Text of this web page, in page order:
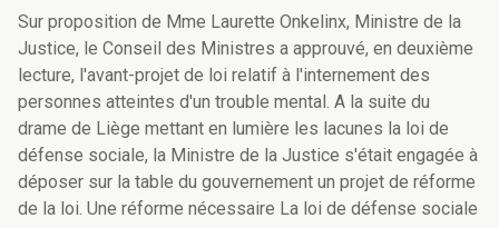
Sur proposition de Mme Laurette Onkelinx, Ministre de la Justice, le Conseil des Ministres a approuvé, en deuxième lecture, l'avant-projet de loi relatif à l'internement des personnes atteintes d'un trouble mental. A la suite du drame de Liège mettant en lumière les lacunes la loi de défense sociale, la Ministre de la Justice s'était engagée à déposer sur la table du gouvernement un projet de réforme de la loi. Une réforme nécessaire La loi de défense sociale date du 1er juillet 1964. Les connaissances psychiatriques, médicales, criminologiques et pénologiques ont fortement évolué ces dernières années et justifient que la loi soit adaptée à ces différents changements. Le projet s'inspire notamment des travaux de la Commission internement, appelée « Commission Delva » du nom de son Président qui avait réuni de nombreux experts en la matière et proposé un certain nombre de recommandations en ce qui concerne la nécessité de modifier la loi de défense sociale. Cet avant-projet de loi a un double objectif : il s'agit à la fois de prendre les mesures nécessaires pour protéger la société mais aussi de permettre le développement d'un circuit de soins de santé qui prennent en charge de manière optimale sur le plan thérapeutique les personnes qui sont internées parce qu'elles souffrent d'un trouble mental. En effet, c'est à la fois en fournissant aux internés les soins requis par leur état pendant toute la durée de leur internement mais aussi en assurant leur retour progressif dans la société avec un suivi psychosocial rigoureux et encadrant que nous pourrons au mieux lutter contre la récidive et diminuer ainsi le nombre de victimes. En adoptant cet avant-projet, le gouvernement souhaite dès lors promouvoir l' indispensable collaboration entre la justice et le secteur des soins de santé. Ce n'est en effet qu'à travers une concertation étroite mais respectueuse des compétences des uns et des autres entre la Justice et la santé mentale que cette réforme atteindra son objectif. Quelles sont les lignes de force de cet avant-projet ? - une professionnalisation de l'exécution de la décision d'internement : cette compétence sera désormais gérée par le Tribunal de l'Application des Peines Les tribunaux d'application des peines seront désormais compétents pour toutes les décisions liées à l'exécution de l'internement. Ils remplaceront donc les actuelles Commissions de défense sociale . C'est le tribunal d'application des peines qui décidera donc dans quel établissement l'interné sera placé. A cette fin, il a le choix d'une part entre les établissements organisés par l'Etat fédéral ou les sections de la défense sociale (Paifve, Merksplas, Turnhout, Brugge) et aussi les établissement s privés ou les établissements organisés par les communautés ou les régions (par exemple les Marronniers à Tournai, les cliniques psychiatriques,…) Il reviendra aussi à ce tribunal de décider de l'octroi des différentes modalités d'exécution de l'internement prévues dans l'avant projet de loi. Ces décisions seront rendues par le Tribunal dans son ensemble sur avis du Directeur de l'établissement où séjourne l'interné et dans le cadre d'une procédure contradictoire. Les Tribunaux de l'Application des peines passeront de 9 à 13 chambres pour leur permettre d'assumer une prise en charge optimale de l'exécution des décisions d'internement. Une nouvelle définition de la maladie mentale La loi actuelle utilise les termes de « démence », « état grave de trouble mental » et « débilité mentale » pour qualifier les problèmes mentaux dont souffrent les personnes qui peuvent faire l'objet d'un internement. Ces concepts ne sont plus adaptés et sont source de confusion. Comme le recommande la Commission Delva, il convient donc de les remplacer par le terme plus adapté de « trouble mental » . Ce terme - internationalement reconnu notamment par l'OMS et l' American Psychiatric Association - est en effet plus en adéquation avec les conceptions actuelles de la psychiatrie, recouvre tant les handicaps que les maladies mentales et présente également l'avantage d'être suffisamment large pour pouvoir continuer à être utilisé en fonction des évolutions futures des connaissances scientifiques en la matière. Introduction de la notion de danger pour la société Une condition supplémentaire pour l'internement de la personne est insérée dans l'avant projet de loi : la notion de dangerosité. Cette notion de dangerosité est définie dans le rapport de la Commission Delva comme le « risque de rechute ». Le terme de rechute est plus large que celui de récidive qui a une connotation essentiellement juridique. La rechute vise ici aussi bien la rechute dans le trouble mental initial que dans la délinquance qui est en relation causale avec le trouble mental constaté. En synthèse, l'internement d'un délinquant atteint d'un trouble mental sera subordonné à la preuve des faits qui lui sont imputés, à la persistance de son état mental ainsi qu'à sa dangerosité pour la société Une expertise psychiatrique pluridisciplinaire et obligatoire L'expertise psychiatrique est un moment absolument essentiel dans la procédure d'internement. Cette expertise doit éclairer le magistrat et l'aider à prendre la meilleure décision possible. Cette expertise psychiatrique sera désormais légalement obligatoire avant toute décision d'internement ce qui n'est pas le cas actuellement. L'expertise devra en outre répondre à un certain nombre de critères de qualité et l'expert lui-même devra être bénéficier d'une formation scientifique adéquate et d'une accréditation sur base de critères précis. En vue de rendre plus cohérente la forme de ces expertises, un modèle type de rapport d'expertise sera imposé à tous. D'autre part, le magistrat pourra également faire appel à d'autres types d'expertise (psychologique, criminologique, sociale) pour obtenir les informations les plus pertinentes en vue de la décision d'internement qu'il devra prendre. Nouveaux outils mis à la disposition de l'autorité judiciaire qui prononce la décision d'internement - elle pourra au moment de l'internement, comme c'est le cas pour les condamnés, prononcer également une incarcération immédiate s'il représente un danger immédiat pour la société ou afin d'éviter que l'interné ne se soustraie à l'exécution de la mesure. - elle pourra également prononcer, si cela lui paraît nécessaire, un certain nombre d'interdictions professionnelles comme par exemple l'interdiction de participer à des activités professionnelles impliquant des mineurs d'âge en cas de faits d'abus sexuel sur des mineurs. Une implication des victimes Les victimes d'un auteur d'infraction qui a été interné ne bénéficient actuellement d'aucun droit, contrairement à ce qui existe actuellement en matière de libération conditionnelle et au droits étendus qui leur seront reconnus au sein des futurs tribunaux d'application des peines. L'avant-projet propose de rectifier cette lacune en adoptant les mêmes dispositions concernant les victimes que l'auteur soit condamné ou interné. Il va même plus loin en permettant aux victimes d'un auteur qui a été interné par une juridiction d'instruction de bénéficier des mêmes droits et possibilités que les autres catégories même si elle ne se sont pas constituées partie civile. Introduction de nouvelles modalités d'exécution de la mesure d'internement La loi actuelle ne prévoit que 3 modalités d'exécution de l'internement : la libération à l'essai, la libération définitive et la semi-liberté. L'avant-projet introduit d'autres modalités d'exécution de la mesure : il s'agit des permissions de sortie et des congés pénitentiaires - déjà octroyés dans la pratique par les Commissions de défense sociale - il s'agit également de la détention limitée et de la surveillance électronique. Ces deux dernières modalités sont des régimes transitoires et progressifs vers une libération à l'essai. Elles sont prononcées pour une période maximale de 6 mois et ne peuvent être en effet prolongées qu'une seule fois. En cas de difficultés constatées pendant l'exercice de la mesure, le Tribunal d'application des peines peut mettre un terme à la modalité octroyée mais dans l'hypothèse où tout s'est bien déroulé, il octroie la libération à l'essai à l'interné. Pour chaque modalité, la procédure et des conditions d'octroi sont clairement définies. Introduction de nouvelles contre-indications en cas de libération à l'essai La loi actuelle ne prévoit que deux conditions à la libération à l'essai : il faut que l'état mental de l'interné se soit suffisamment amélioré et que les conditions de réadaptation sociale soit réunie. Ces conditions sont manifestement insuffisantes aujourd'hui. L'avant projet propose que toute libération à l'essai soit subordonnée à l'examen des contre-indications suivantes : - l'amélioration insuffisante de l'état de santé, - l'absence de perspective de réinsertion sociale, - le risque que l'intéressé commette à nouveau des infractions graves, - le risque que le condamné importune les victimes, - l'attitude de l'interné à l'égard de ses victimes - le refus ou l'inaptitude de l'interné à suivre un traitement qui est pourtant estimé nécessaire quand il a été interné pour certains faits de moeurs. Pour pouvoir bénéficier d'une libération à l'essai, l'interné devra préalablement avoir bénéficié d'au moins une des modalités d'exécution suivantes : des permissions de sortie, des congés pénitentiaires, de la détention limitée ou de la surveillance électronique. Par ailleurs, la durée de la période de mise à l'épreuve pour les libérations à l'essai sera de minimum deux ans et pourra être renouvelée tant que les tribunaux de l'application des peines l'estimeront nécessaire. Le suivi des libérés à l'essai Le contrôle des libérés à l'essai sera effectué par le Parquet comme c'est le cas pour les condamnés depuis la loi du 17 mai 2006 définissant le statut juridique externe des condamné